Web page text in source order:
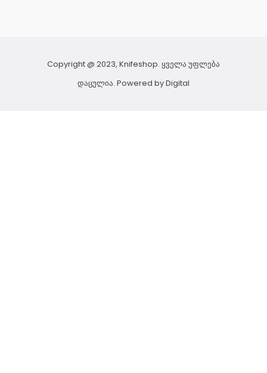
Copyright @ 2023, Knifeshop. ყველა უფლება
დაცულია. Powered byDigital